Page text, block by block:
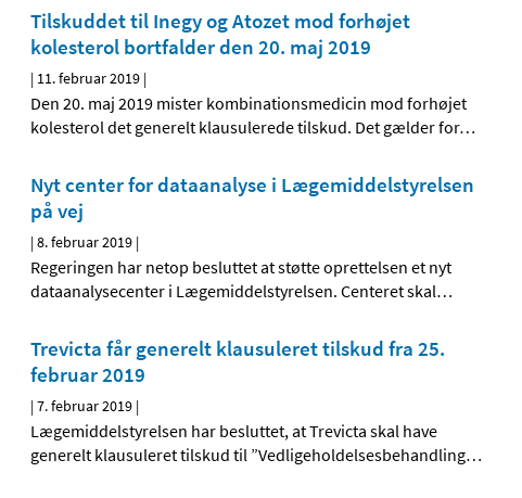
Tilskuddet til Inegy og Atozet mod forhøjet
kolesterol bortfalder den 20. maj 2019
| 11. februar 2019 |
Den 20. maj 2019 mister kombinationsmedicin mod forhøjet
kolesterol det generelt klausulerede tilskud. Det gælder for…
Nyt center for dataanalyse i Lægemiddelstyrelsen
på vej
|8. februar 2019 |
Regeringen har netop besluttet at støtte oprettelsen et nyt
dataanalysecenter i Lægemiddelstyrelsen. Centeret skal…
Trevicta får generelt klausuleret tilskud fra 25.
februar 2019
|7. februar 2019 |
Lægemiddelstyrelsen har besluttet, at Trevicta skal have
generelt klausuleret tilskud til ”Vedligeholdelsesbehandling…